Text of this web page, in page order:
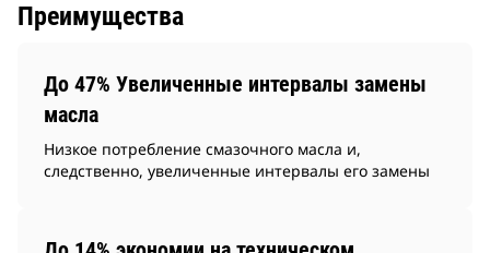
Преимущества
До 47% Увеличенные интервалы замены
масла
Низкое потребление смазочного масла и,
следственно, увеличенные интервалы его замены